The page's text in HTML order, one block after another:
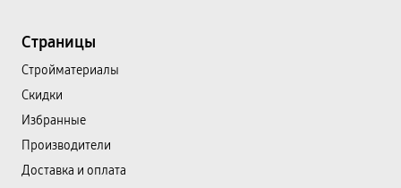
Страницы
Cтройматериалы
Скидки
Избранные
Производители
Доставка и оплата